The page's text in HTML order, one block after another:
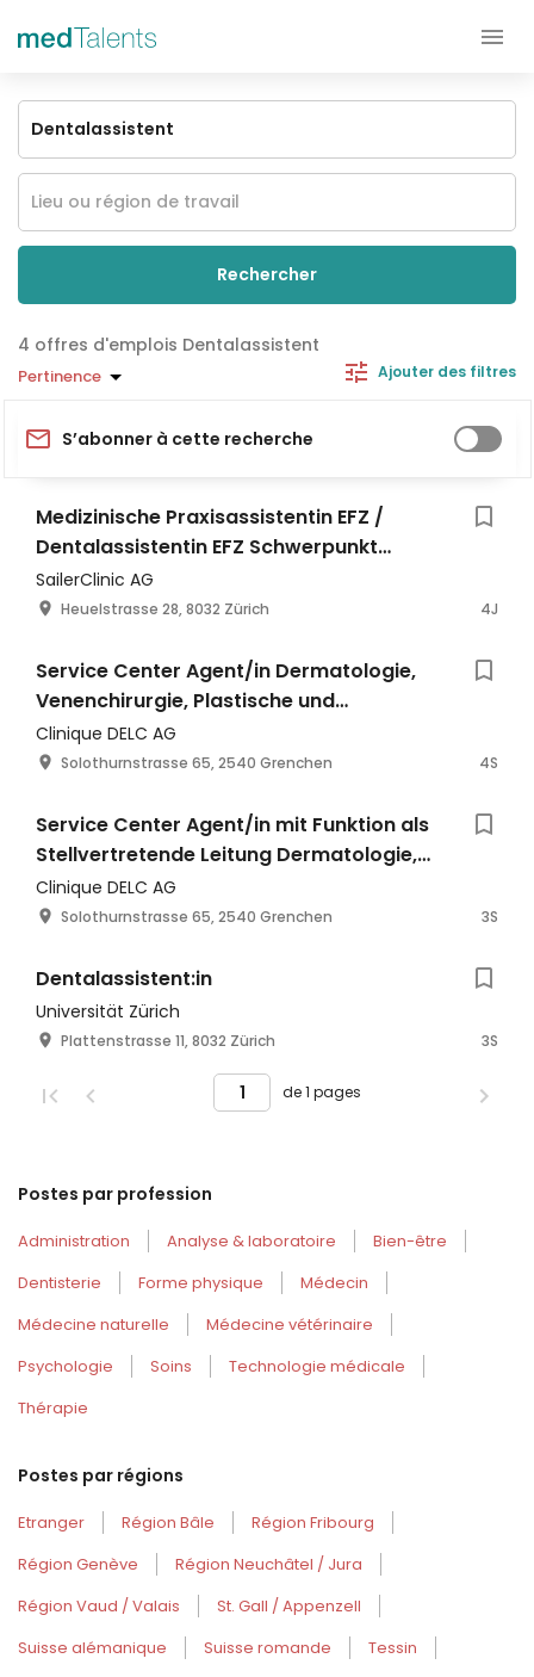
Rechercher
offres d'emplois Dentalassistent
Pertinence Ajouter des filtres
S’abonner à cette recherche
Medizinische Praxisassistentin EFZ /
Dentalassistentin EFZ Schwerpunkt
Rezeption | 100% | 8032 Zürich
SailerClinic AG
Heuelstrasse 28, 8032 Zürich 4J
Service Center Agent/in Dermatologie,
Venenchirurgie, Plastische und
Ästhetische Chirurgie
Clinique DELC AG
Solothurnstrasse 65, 2540 Grenchen 4S
Service Center Agent/in mit Funktion als
Stellvertretende Leitung Dermatologie,
Venenchirurgie, Plastische und
Ästhetische Chirurgie
Clinique DELC AG
Solothurnstrasse 65, 2540 Grenchen 3S
Dentalassistent:in
Universität Zürich
Plattenstrasse 11, 8032 Zürich 3S
de 1 pages
Postes par profession
Administration Analyse & laboratoire
Bien-être
Dentisterie
Forme physique
Médecin
Médecine naturelle
Médecine vétérinaire
Psychologie
Soins
Technologie médicale
Thérapie
Postes par régions
Etranger Région Bâle
Région Fribourg
Région Genève
Région Neuchâtel / Jura
Région Vaud / Valais
St. Gall / Appenzell
Suisse alémanique
Suisse romande
Tessin